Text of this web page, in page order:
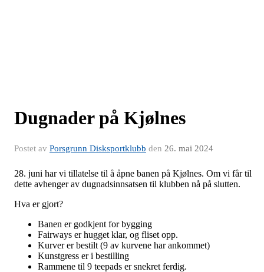
Dugnader på Kjølnes
Postet av Porsgrunn Disksportklubb den 26. mai 2024
28. juni har vi tillatelse til å åpne banen på Kjølnes. Om vi får til
dette avhenger av dugnadsinnsatsen til klubben nå på slutten.
Hva er gjort?
Banen er godkjent for bygging
Fairways er hugget klar, og fliset opp.
Kurver er bestilt (9 av kurvene har ankommet)
Kunstgress er i bestilling
Rammene til 9 teepads er snekret ferdig.